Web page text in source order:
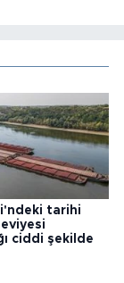
tarihi
ciddi şekilde